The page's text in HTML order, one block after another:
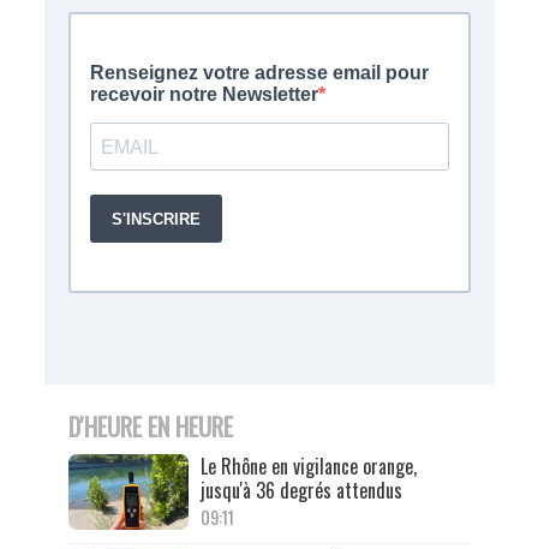
D'HEURE EN HEURE
Le Rhône en vigilance orange,
jusqu'à 36 degrés attendus
09:11